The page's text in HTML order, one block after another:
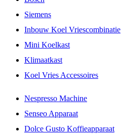
Siemens
Inbouw Koel Vriescombinatie
Mini Koelkast
Klimaatkast
Koel Vries Accessoires
Nespresso Machine
Senseo Apparaat
Dolce Gusto Koffieapparaat